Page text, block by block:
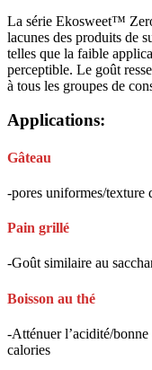
La série Ekosweet™
lacunes des produits de
telles que la faible
perceptible. Le goût
à tous les groupes de
Applications:
Gâteau
-pores uniformes/texture
Pain grillé
-Goût similaire au
Boisson au thé
-Atténuer l’acidité/
calories